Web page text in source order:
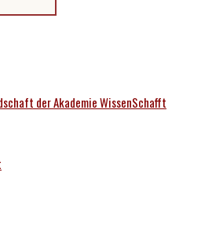
der Akademie WissenSchafft